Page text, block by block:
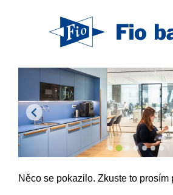
Něco se pokazilo. Zkuste to prosím